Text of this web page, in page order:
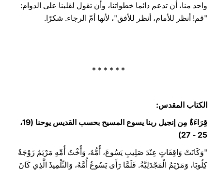
واحد منا، أن تدعم دائما خطواتنا، وأن تقول لقلبنا على الدوام:
"قم! أنظر للأمام، أنظر للأفق"، لأنها أمّ الرجاء. شكرًا.
* * * * * *
الكتاب المقدس:‏
قِرَاءَةٌ مِن إنجيل ربنا يسوع المسيح بحسب القديس يوحنا (19،
25 - 27)‏
"وَكَانَتْ وَاقِفَاتٍ عِنْدَ صَلِيبِ يَسُوعَ، أُمُّهُ، وَأُخْتُ أُمِّهِ مَرْيَمُ زَوْجَةُ
كِلُوبَا، وَمَرْيَمُ الْمَجْدَلِيَّةُ. فَلَمَّا رَأَى يَسُوعُ أُمَّهُ، وَالتِّلْمِيذَ الَّذِي كَانَ